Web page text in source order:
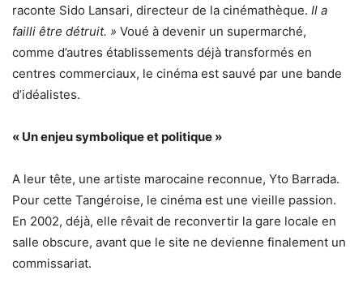
raconte Sido Lansari, directeur de la cinémathèque. Il a
failli être détruit. » Voué à devenir un supermarché,
comme d’autres établissements déjà transformés en
centres commerciaux, le cinéma est sauvé par une bande
d’idéalistes.
« Un enjeu symbolique et politique »
A leur tête, une artiste marocaine reconnue, Yto Barrada.
Pour cette Tangéroise, le cinéma est une vieille passion.
En 2002, déjà, elle rêvait de reconvertir la gare locale en
salle obscure, avant que le site ne devienne finalement un
commissariat.